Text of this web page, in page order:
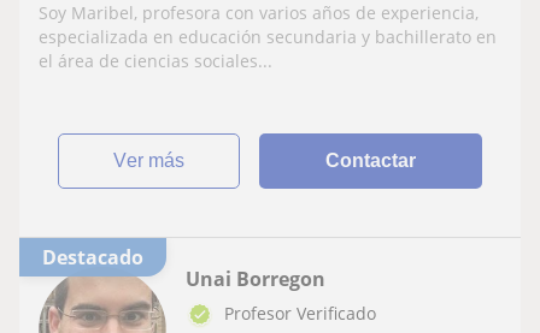
Soy Maribel, profesora con varios años de experiencia,
especializada en educación secundaria y bachillerato en
el área de ciencias sociales...
ver más Contactar
Destacado
Unai Borregon
Profesor Verificado